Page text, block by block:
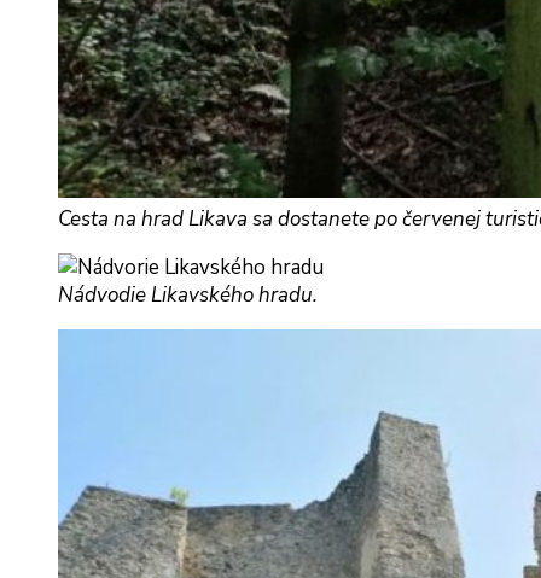
Cesta na hrad Likava sa dostanete po červenej
Nádvodie Likavského hradu.